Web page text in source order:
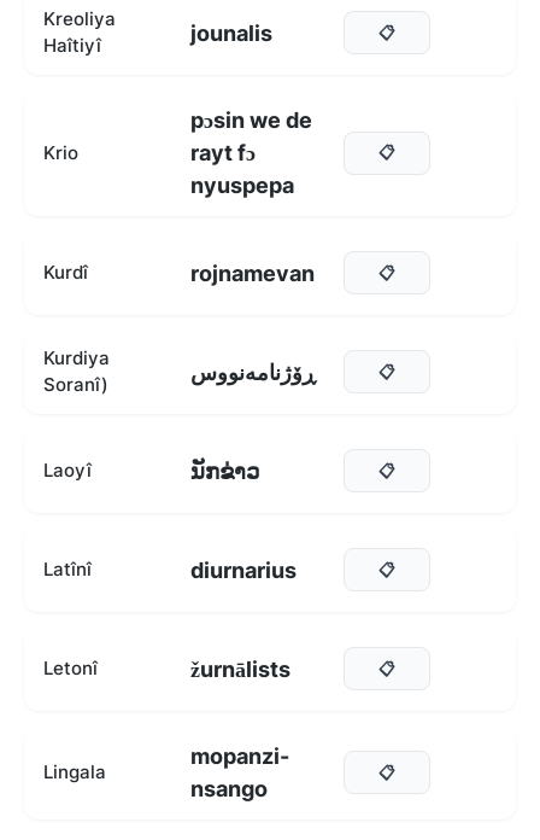
Kreoliya
Haîtiyî
jounalis 📋
Krio
pɔsin we de
rayt fɔ
nyuspepa
📋
Kurdî rojnamevan 📋
Kurdiya
Soranî)
ڕۆژنامەنووس 📋
Laoyî ນັກຂ່າວ 📋
Latînî diurnarius 📋
Letonî žurnālists 📋
Lingala
mopanzi-
nsango
📋